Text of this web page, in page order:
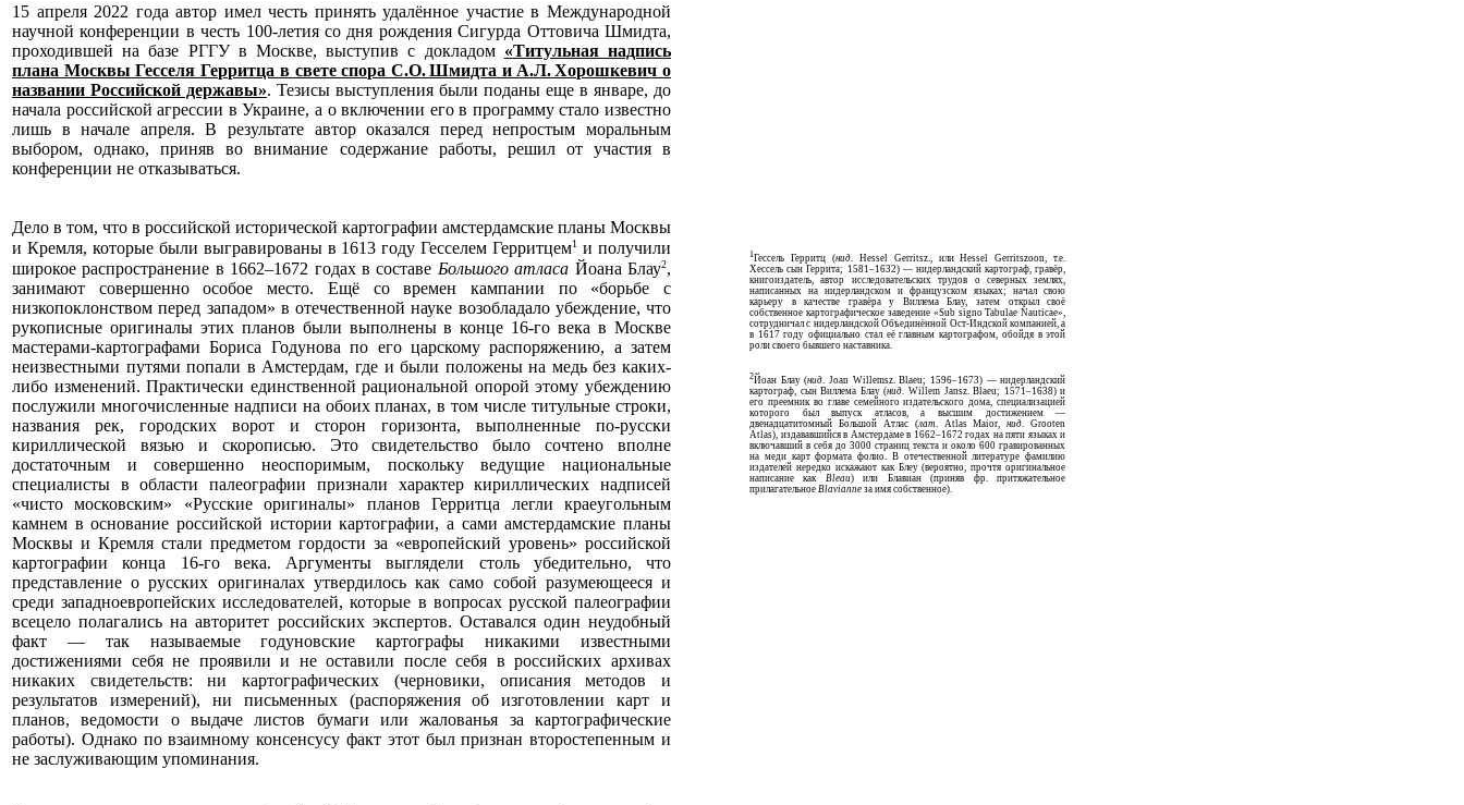
15 апреля 2022 года автор имел честь принять удалённое участие в Международной
научной конференции в честь 100-летия со дня рождения Сигурда Оттовича Шмидта,
проходившей на базе РГГУ в Москве, выступив с докладом «Титульная надпись
плана Москвы Гесселя Герритца в свете спора С.О. Шмидта и А.Л. Хорошкевич о
названии Российской державы». Тезисы выступления были поданы еще в январе, до
начала российской агрессии в Украине, а о включении его в программу стало известно
лишь в начале апреля. В результате автор оказался перед непростым моральным
выбором, однако, приняв во внимание содержание работы, решил от участия в
конференции не отказываться.
Дело в том, что в российской исторической картографии амстердамские планы Москвы
и Кремля, которые были выгравированы в 1613 году Гесселем Герритцем1
и получили
широкое распространение в 1662–1672 годах в составе Большого атласа Йоана Блау2,
занимают совершенно особое место. Ещё со времен кампании по «борьбе с
низкопоклонством перед западом» в отечественной науке возобладало убеждение, что
рукописные оригиналы этих планов были выполнены в конце 16-го века в Москве
мастерами-картографами Бориса Годунова по его царскому распоряжению, а затем
неизвестными путями попали в Амстердам, где и были положены на медь без каких-
либо изменений. Практически единственной рациональной опорой этому убеждению
послужили многочисленные надписи на обоих планах, в том числе титульные строки,
названия рек, городских ворот и сторон горизонта, выполненные по-русски
кириллической вязью и скорописью. Это свидетельство было сочтено вполне
достаточным и совершенно неоспоримым, поскольку ведущие национальные
специалисты в области палеографии признали характер кириллических надписей
«чисто московским» «Русские оригиналы» планов Герритца легли краеугольным
камнем в основание российской истории картографии, а сами амстердамские планы
Москвы и Кремля стали предметом гордости за «европейский уровень» российской
картографии конца 16-го века. Аргументы выглядели столь убедительно, что
представление о русских оригиналах утвердилось как само собой разумеющееся и
среди западноевропейских исследователей, которые в вопросах русской палеографии
всецело полагались на авторитет российских экспертов. Оставался один неудобный
факт — так называемые годуновские картографы никакими известными
достижениями себя не проявили и не оставили после себя в российских архивах
никаких свидетельств: ни картографических (черновики, описания методов и
результатов измерений), ни письменных (распоряжения об изготовлении карт и
планов, ведомости о выдаче листов бумаги или жалованья за картографические
работы). Однако по взаимному консенсусу факт этот был признан второстепенным и
не заслуживающим упоминания.
1 Гессель Герритц (нид. Hessel Gerritsz., или Hessel Gerritszoon, т.е.
Хессель сын Геррита; 1581–1632) — нидерландский картограф, гравёр,
книго­издатель, автор исследовательских трудов о северных землях,
написанных на нидерландском и французском языках; начал свою
карьеру в качестве гравёра у Виллема Блау, затем открыл своё
собственное картографическое заведение «Sub signo Tabulae Nauticae»,
сотрудничал с нидерландской Объединённой Ост-Индской компанией, а
в 1617 году официально стал её главным картографом, обойдя в этой
роли своего бывшего наставника.
2Йоан Блау (нид . Joan Willemsz. Blaeu; 1596–1673) — нидерландский
картограф, сын Виллема Блау (нид . Willem Jansz. Blaeu; 1571–1638) и
его преемник во главе семейного издательского дома, специализацией
которого был выпуск атласов, а высшим достижением —
двенадцатитомный Большой Атлас (лат . Atlas Maior,нид . Grooten
Atlas), издававшийся в Амстердаме в 1662–1672 годах на пяти языках и
включавший в себя до 3000 страниц текста и около 600 гравированных
на меди карт формата фолио. В отечественной литературе фамилию
издателей нередко искажают как Блеу (вероятно, прочтя оригинальное
написание как Bleau) или Блавиан (приняв фр. притяжательное
прилагательное Blavianne за имя собственное).